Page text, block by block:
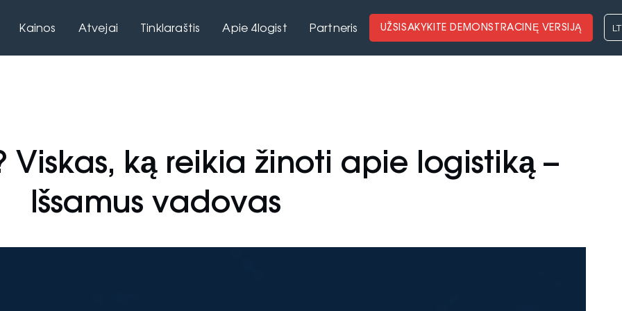
Kainos Atvejai Tinklaraštis Apie 4logist Partneris UŽSISAKYKITE DEMONSTRACINĘ VERSIJĄ LT
Viskas, ką reikia žinoti apie logistiką –
Išsamus vadovas